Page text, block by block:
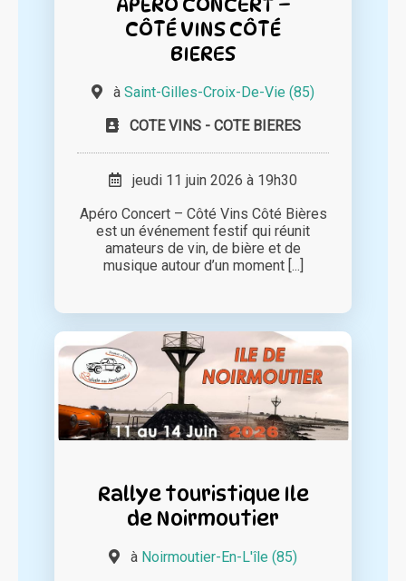
CÔTÉ VINS CÔTÉ
BIERES
à Saint-Gilles-Croix-De-Vie (85)
COTE VINS - COTE BIERES
jeudi 11 juin 2026 à 19h30
Apéro Concert – Côté Vins Côté Bières
est un événement festif qui réunit
amateurs de vin, de bière et de
musique autour d’un moment [...]
Rallye touristique Ile
de Noirmoutier
à Noirmoutier-En-L'île (85)